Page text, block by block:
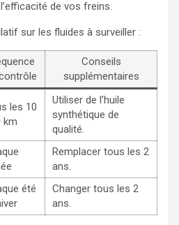
de vos freins.
sur les fluides à surveiller :
Conseils
supplémentaires
les 10
km
Utiliser de l’huile
synthétique de
qualité.
Remplacer tous les 2
ans.
été
Changer tous les 2
ans.